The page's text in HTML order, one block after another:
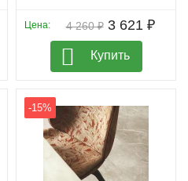
4 260 ₽
Цена: 3 621 ₽
Купить
-15%